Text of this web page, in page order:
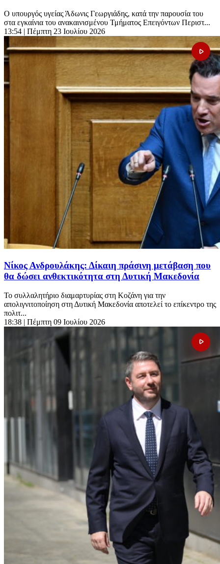
Ο υπουργός υγείας Άδωνις Γεωργιάδης, κατά την παρουσία του
στα εγκαίνια του ανακαινισμένου Τμήματος Επειγόντων Περιστ...
13:54 | Πέμπτη 23 Ιουλίου 2026
Νίκος Ανδρουλάκης: Δίκαιη πράσινη μετάβαση που
θα δώσει ανθεκτικότητα στη Δυτική Μακεδονία
Το συλλαλητήριο διαμαρτυρίας στη Κοζάνη για την
απολιγνιτοποίηση στη Δυτική Μακεδονία αποτελεί το επίκεντρο της
πολιτ...
18:38 | Πέμπτη 09 Ιουλίου 2026